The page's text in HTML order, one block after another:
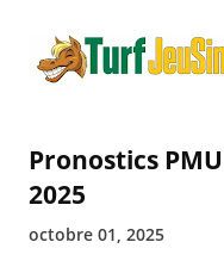
Pronostics
2025
octobre 01, 2025